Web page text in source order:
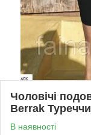
Чоловічі
Berrak
В наявності